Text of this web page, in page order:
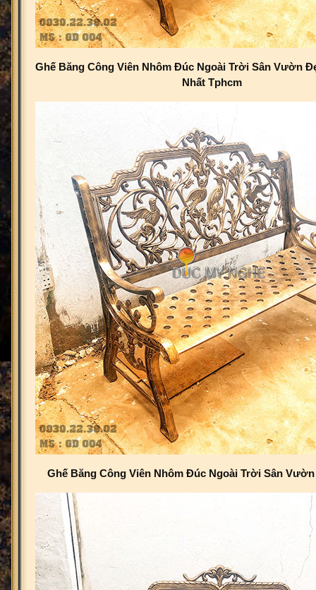
Ghế Băng Công Viên Nhôm Đúc Ngoài Trời Sân Vườn
Nhất Tphcm
Ghế Băng Công Viên Nhôm Đúc Ngoài Trời Sân